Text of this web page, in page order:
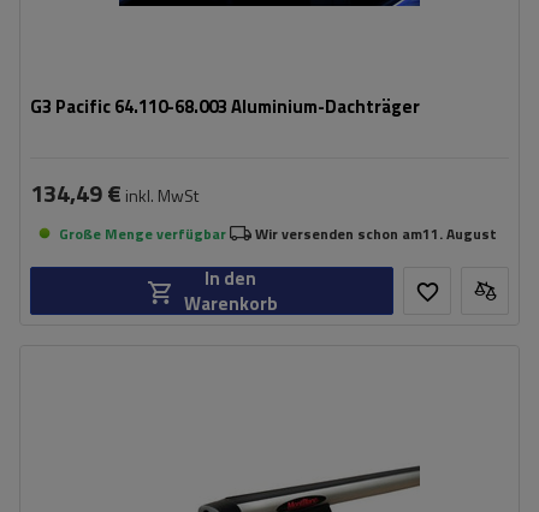
G3 Pacific 64.110-68.003 Aluminium-Dachträger
134,49 € inkl. MwSt
Große Menge verfügbar Wir versenden schon am11. August
In den
Warenkorb